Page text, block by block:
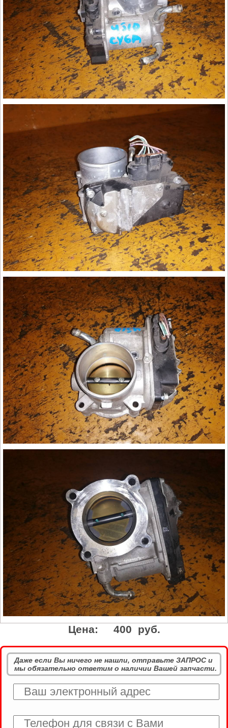
Цена: 400 руб.
Даже если Вы ничего не нашли, отправьте ЗАПРОС и
мы обязательно ответим о наличии Вашей запчасти.